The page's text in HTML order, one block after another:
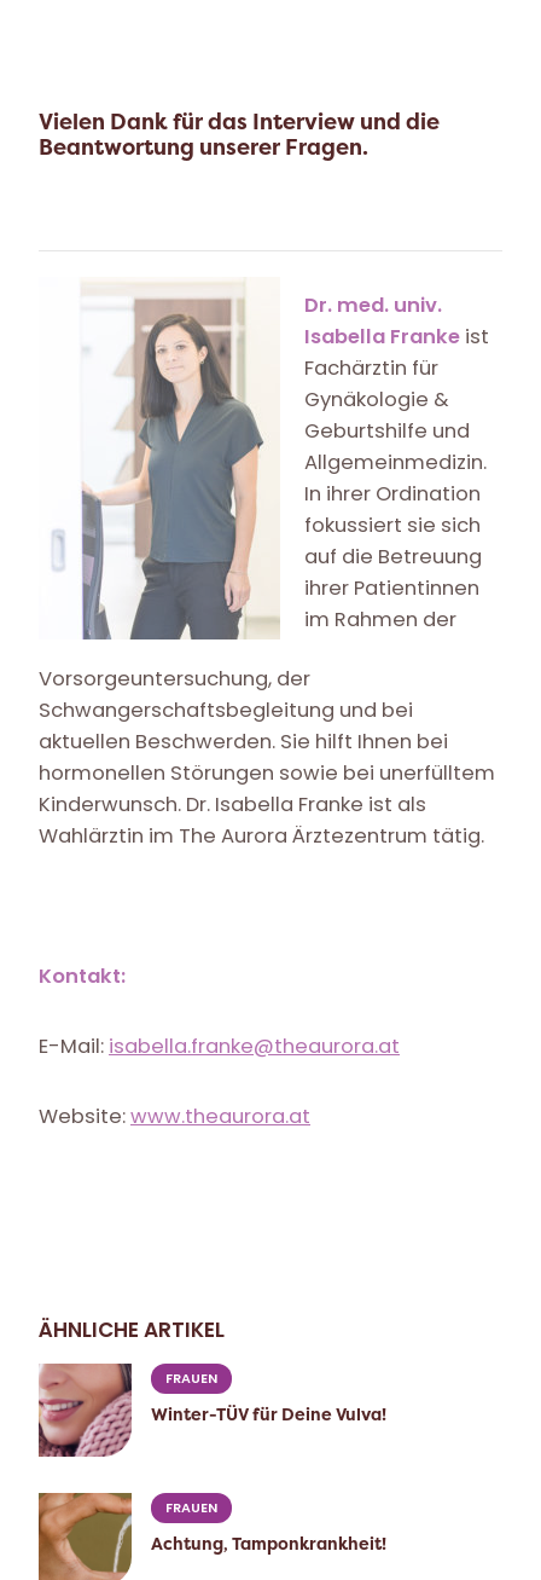
ÄHNLICHE ARTIKEL
FRAUEN
Winter-TÜV für Deine Vulva!
FRAUEN
Achtung, Tamponkrankheit!
Vielen Dank für das Interview und die
Beantwortung unserer Fragen.
Dr. med. univ.
Isabella Franke ist
Fachärztin für
Gynäkologie &
Geburtshilfe und
Allgemeinmedizin.
In ihrer Ordination
fokussiert sie sich
auf die Betreuung
ihrer Patientinnen
im Rahmen der
Vorsorgeuntersuchung, der
Schwangerschaftsbegleitung und bei
aktuellen Beschwerden. Sie hilft Ihnen bei
hormonellen Störungen sowie bei unerfülltem
Kinderwunsch. Dr. Isabella Franke ist als
Wahlärztin im The Aurora Ärztezentrum tätig.
Kontakt:
E-Mail: isabella.franke@theaurora.at
Website:www.theaurora.at